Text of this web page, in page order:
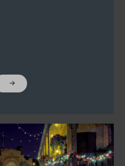
"T+1"